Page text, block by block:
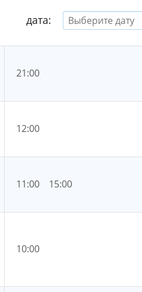
дата:
21:00
12:00
11:00 15:00
10:00